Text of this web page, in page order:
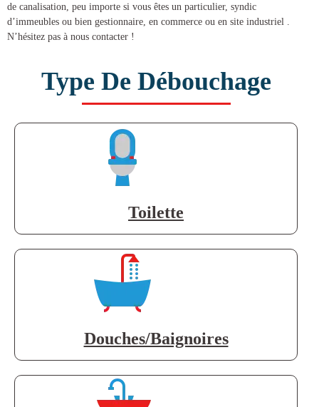
de canalisation , peu importe si vous êtes un particulier, syndic
d’immeubles ou bien gestionnaire, en commerce ou en site industriel .
N’hésitez pas à nous contacter !
Type De Débouchage
Toilette
Douches/Baignoires